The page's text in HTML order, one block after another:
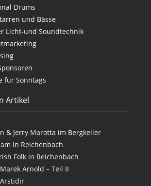
Drums
und Bässe
Licht-und Soundtechnik
für Sonntags
Artikel
& Jerry Marotta im Bergkeller
in Reichenbach
Folk in Reichenbach
Arnold – Teil II